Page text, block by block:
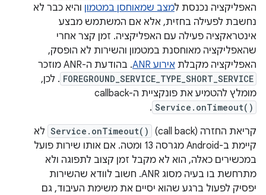
האפליקציה נכנסת למצב שמאוחסן במטמון והיא כבר לא
נחשבת לפעילה בחזית, אלא אם המשתמש מבצע
אינטראקציה פעילה עם האפליקציה. זמן קצר אחרי
שהאפליקציה מאוחסנת במטמון והשירות לא הופסק,
האפליקציה מקבלת אירוע ANR . בהודעת ה-ANR מוזכר
FOREGROUND_SERVICE_TYPE_SHORT_SERVICE . לכן,
מומלץ להטמיע את פונקציית ה-callback‏
Service.onTimeout()
.
קריאת החזרה (call back)
Service.onTimeout() לא
קיימת ב-Android מגרסה 13 ומטה. אם אותו שירות פועל
במכשירים כאלה, הוא לא מקבל זמן קצוב לתפוגה ולא
מתרחשת בו בעיה מסוג ANR. חשוב לוודא שהשירות
יפסיק לפעול ברגע שהוא יסיים את משימת העיבוד, גם